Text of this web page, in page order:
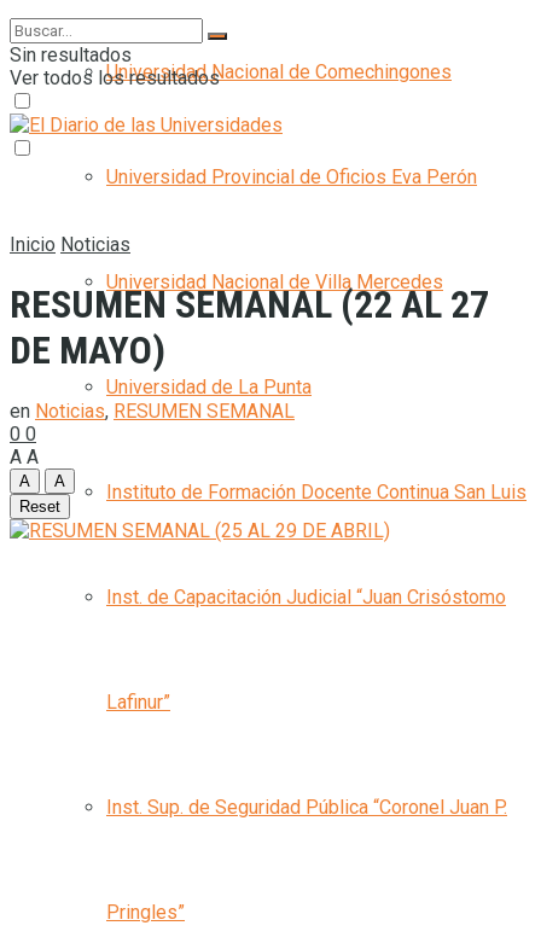
Universidad Nacional de Comechingones
Universidad Provincial de Oficios Eva Perón
Universidad Nacional de Villa Mercedes
Universidad de La Punta
Instituto de Formación Docente Continua San Luis
Inst. de Capacitación Judicial “Juan Crisóstomo
Lafinur”
Inst. Sup. de Seguridad Pública “Coronel Juan P.
Pringles”
Sin resultados
Ver todos los resultados
Inicio Noticias
RESUMEN SEMANAL (22 AL 27
DE MAYO)
en Noticias, RESUMEN SEMANAL
0 0
A A
A
A
Reset